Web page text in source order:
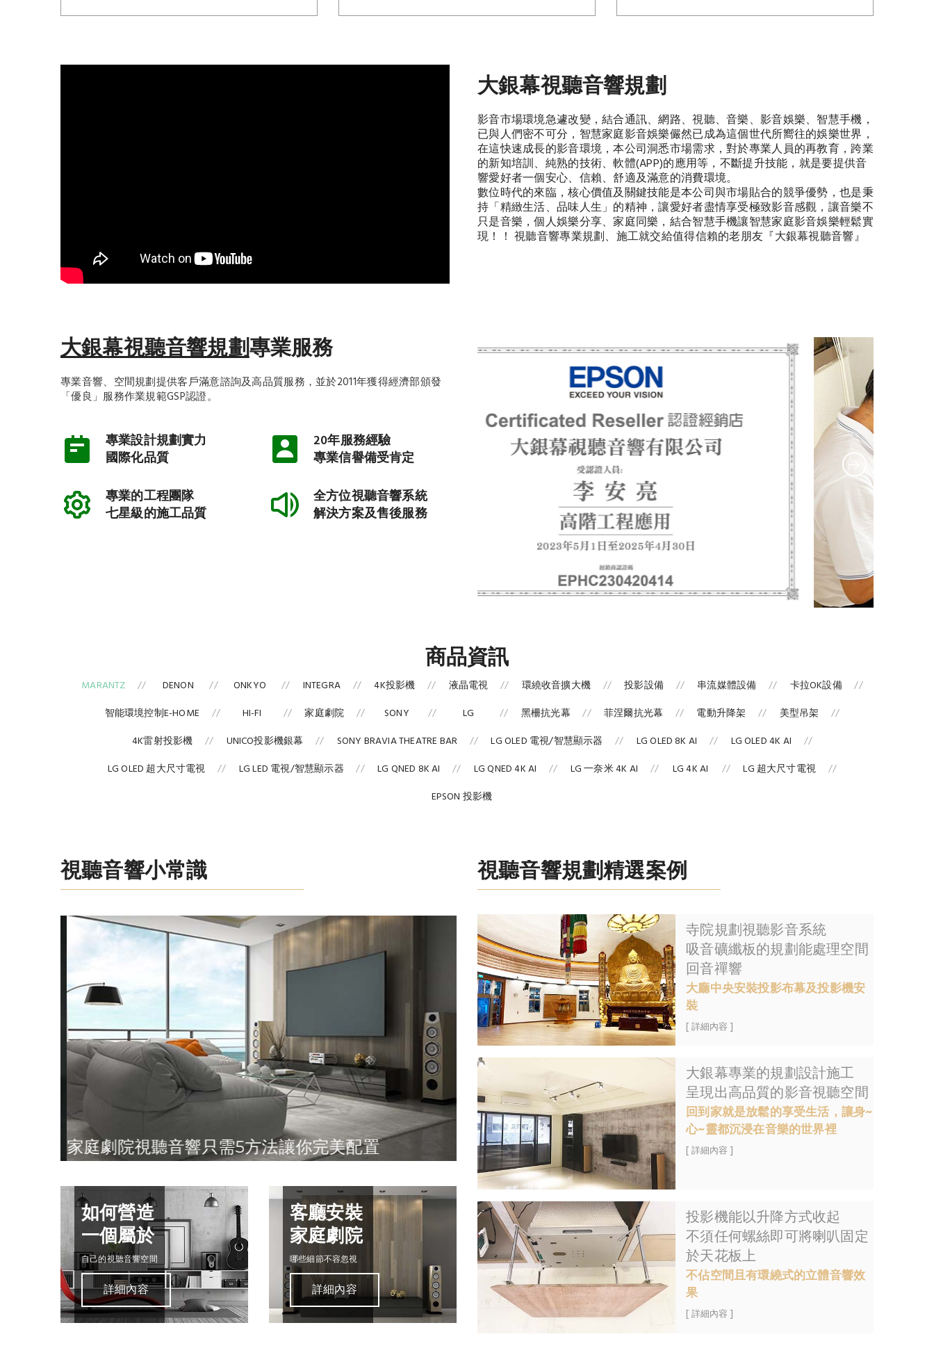
大銀幕視聽音響規劃
影音市場環境急遽改變，結合通訊、網路、視聽、音樂、影音娛樂、智慧手機，
已與人們密不可分，智慧家庭影音娛樂儼然已成為這個世代所嚮往的娛樂世界，
在這快速成長的影音環境，本公司洞悉市場需求，對於專業人員的再教育，跨業
的新知培訓、純熟的技術、軟體(APP)的應用等，不斷提升技能，就是要提供音
響愛好者一個安心、信賴、舒適及滿意的消費環境。
數位時代的來臨，核心價值及關鍵技能是本公司與市場貼合的競爭優勢，也是秉
持「精緻生活、品味人生」的精神，讓愛好者盡情享受極致影音感觀，讓音樂不
只是音樂，個人娛樂分享、家庭同樂，結合智慧手機讓智慧家庭影音娛樂輕鬆實
現！！ 視聽音響專業規劃、施工就交給值得信賴的老朋友『大銀幕視聽音響』
大銀幕視聽音響規劃專業服務
專業音響、空間規劃提供客戶滿意諮詢及高品質服務，並於2011年獲得經濟部頒發
「優良」服務作業規範GSP認證。
專業設計規劃實力
國際化品質
20年服務經驗
專業信譽備受肯定
專業的工程團隊
七星級的施工品質
全方位視聽音響系統
解決方案及售後服務
商品資訊
MARANTZ DENON ONKYO INTEGRA 4K投影機 液晶電視 環繞收音擴大機 投影設備 串流媒體設備
卡拉OK設備
智能環境控制E-HOME
HI-FI 家庭劇院 SONY LG 黑柵抗光幕 菲涅爾抗光幕 電動升降架
美型吊架
4K雷射投影機
UNICO投影機銀幕 SONY BRAVIA THEATRE BAR LG OLED 電視/智慧顯示器 LG OLED 8K AI
LG OLED 4K AI
LG OLED 超大尺寸電視
LG LED 電視/智慧顯示器 LG QNED 8K AI LG QNED 4K AI LG 一奈米 4K AI LG 4K AI
LG 超大尺寸電視
EPSON 投影機
視聽音響小常識
家庭劇院視聽音響只需5方法讓你完美配置
如何營造
一個屬於
自己的視聽音響空間
詳細內容
客廳安裝
家庭劇院
哪些細節不容忽視
詳細內容
視聽音響規劃精選案例
寺院規劃視聽影音系統
吸音礦纖板的規劃能處理空間
回音禪響
大廳中央安裝投影布幕及投影機安
裝
[ 詳細內容 ]
大銀幕專業的規劃設計施工
呈現出高品質的影音視聽空間
回到家就是放鬆的享受生活，讓身~
心~靈都沉浸在音樂的世界裡
[ 詳細內容 ]
投影機能以升降方式收起
不須任何螺絲即可將喇叭固定
於天花板上
不佔空間且有環繞式的立體音響效
果
[ 詳細內容 ]